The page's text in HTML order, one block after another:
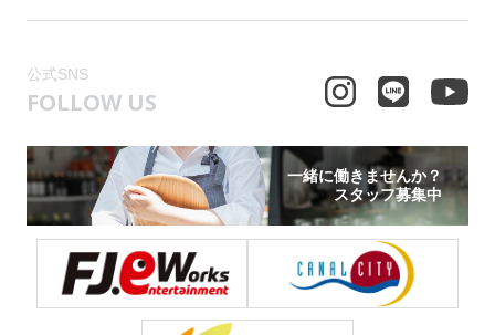
公式SNS
FOLLOW US
一緒に働きませんか？
スタッフ募集中